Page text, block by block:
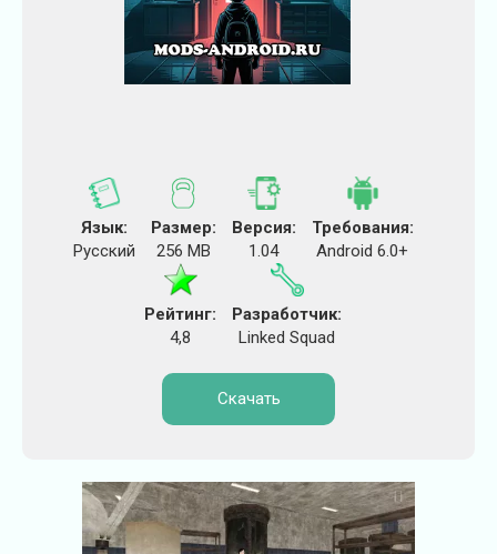
Язык:
Русский
Размер:
256 MB
Версия:
1.04
Требования:
Android 6.0+
Рейтинг:
4,8
Разработчик:
Linked Squad
Скачать